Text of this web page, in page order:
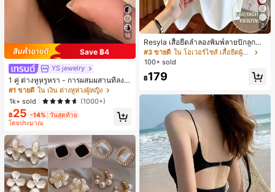
16
Save ฿4
YS jewelry
1 คู่ ต่างหูหรูหรา - การผสมผสานที่ลงตั
วของแฟชั่นและความซับซ้อน, ดีไซน์ส
องชั้น, เหมาะสำหรับสุภาพสตรีและนักเ
รียน, ต่างหูทองแดงฝังไมโคร
#1 ขายดี ใน เงิน ต่างหูห่วงผู้หญิง
1k+ sold
(1000+)
฿25 -14% วันสุดท้าย
โดยประมาณ
7
Resyla เสื้อยืดลำลองพิมพ์ลายปักลูกปัด
รูปโบว์ขนาดใหญ่สำหรับผู้หญิง
#3 ขายดี
ใน โอเวอร์ไซส์ เสื้อยืดผู้หญิง
100+ sold
฿179